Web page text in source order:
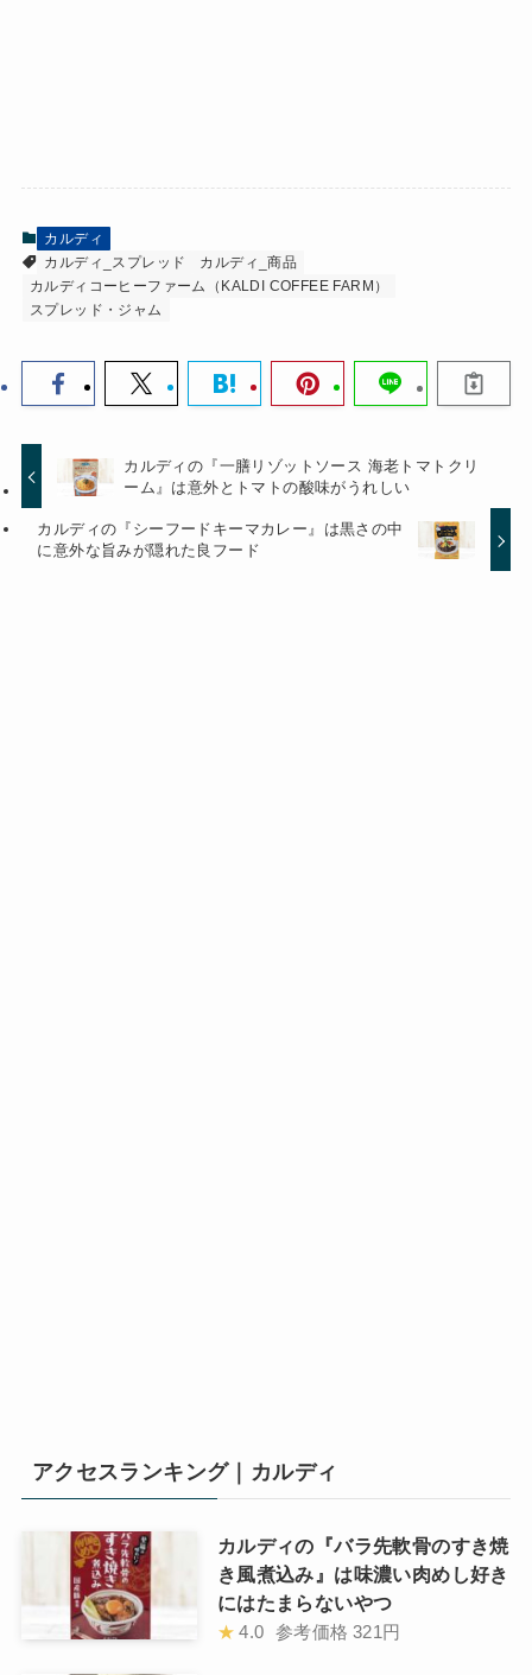
カルディ
カルディ_スプレッド
カルディ_商品
カルディコーヒーファーム（KALDI COFFEE FARM）
スプレッド・ジャム
カルディの『一膳リゾットソース 海老トマトクリ
ーム』は意外とトマトの酸味がうれしい
カルディの『シーフードキーマカレー』は黒さの中
に意外な旨みが隠れた良フード
アクセスランキング｜カルディ
カルディの『バラ先軟骨のすき焼
き風煮込み』は味濃い肉めし好き
にはたまらないやつ
★ 4.0 参考価格 321円